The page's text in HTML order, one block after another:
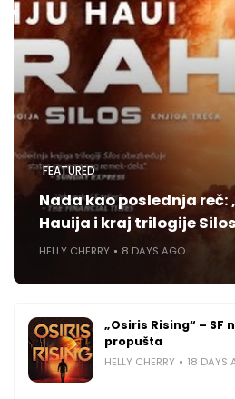
FEATURED
Nada kao poslednja reč:
Hauija i kraj trilogije Silos
HELLY CHERRY 8 DAYS AGO
„Osiris Rising“ – SF
propušta
HELLY CHERRY 18 DAYS